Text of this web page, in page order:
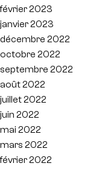
février 2023
janvier 2023
décembre 2022
octobre 2022
septembre 2022
août 2022
juillet 2022
juin 2022
mai 2022
mars 2022
février 2022